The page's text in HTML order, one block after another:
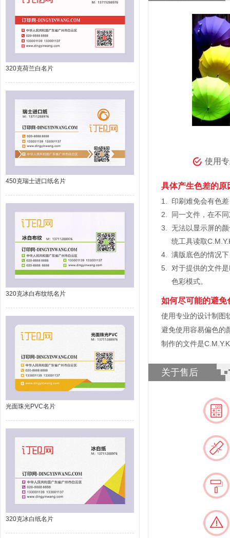
320克荷兰白名片
450克瑞士进口纸名片
320克冰白布纹纸名片
光面珠光PVC名片
320克冰白纸名片
使用
具体产生色差的原
1.
印刷难免会有色
2.
同一文件，在不
3.
无法以显示屏的
统工具读取
4.
满版底色的情况
5.
对于提供的文件
色彩模式。
如何尽可能的避免
使用专业的设计制图
避免使用容易偏色的
制作的文件是
关于售后